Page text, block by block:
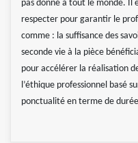
pas donné à tout le monde. Il
respecter pour garantir le
comme : la suffisance des
seconde vie à la pièce
pour accélérer la réalisation
l’éthique professionnel basé
ponctualité en terme de